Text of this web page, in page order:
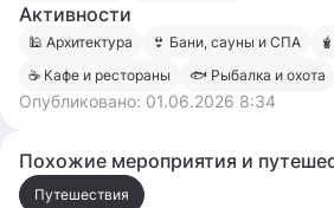
Активности
🕌 Архитектура 👙 Бани, сауны и СПА
☕️ Кафе и рестораны
🐟 Рыбалка и охота
Опубликовано: 01.06.2026 8:34
Похожие мероприятия и
Путешествия